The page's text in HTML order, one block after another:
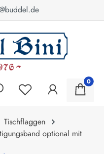
0
Tischflaggen
optional mit